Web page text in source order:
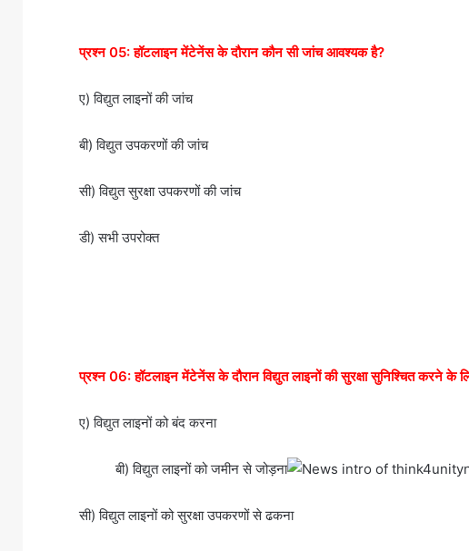
प्रश्न 05: हॉटलाइन मेंटेनेंस के दौरान कौन सी जांच आवश्यक है?
ए) विद्युत लाइनों की जांच
बी) विद्युत उपकरणों की जांच
सी) विद्युत सुरक्षा उपकरणों की जांच
डी) सभी उपरोक्त
प्रश्न 06: हॉटलाइन मेंटेनेंस के दौरान विद्युत लाइनों की सुरक्षा सुनिश्चित करने के
ए) विद्युत लाइनों को बंद करना
बी) विद्युत लाइनों को जमीन से जोड़ना
सी) विद्युत लाइनों को सुरक्षा उपकरणों से ढकना